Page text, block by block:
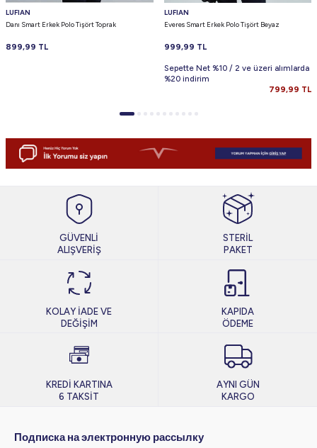
LUFIAN
Danı Smart Erkek Polo Tişört Toprak
899,99 TL
LUFIAN
Everes Smart Erkek Polo Tişört Beyaz
999,99 TL
Sepette Net %10 / 2 ve üzeri alımlarda
%20 indirim
799,99 TL
GÜVENLİ
ALIŞVERİŞ
STERİL
PAKET
KOLAY İADE VE
DEĞİŞİM
KAPIDA
ÖDEME
KREDİ KARTINA
6 TAKSİT
AYNI GÜN
KARGO
Подписка на электронную рассылку